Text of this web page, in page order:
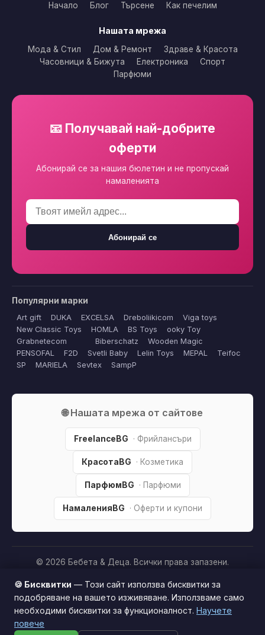
Начало Блог Търсене Как печелим
Нашата мрежа
Мода & Стил Дом & Ремонт
Здраве & Красота
Часовници & Бижута
Електроника
Спорт
Парфюми
📧 Получавай най-добрите
оферти
Абонирай се за нашия бюлетин и не пропускай
намаленията
Абонирай се
Популярни марки
Art gift DUKA EXCELSA Dreboliikicom
Viga toys
New Classic Toys
HOMLA BS Toys
ooky Toy
Grabnetecom
Biberschatz
Wooden Magic
PENSOFAL
F2D Svetli Baby Lelin Toys MEPAL
Teifoc
SP
MARIELA Sevtex SampP
🌐 Нашата мрежа от сайтове
FreelanceBG · Фрийлансъри
КрасотаBG · Козметика
ПарфюмBG · Парфюми
НамаленияBG · Оферти и купони
© 2026 Бебета & Деца. Всички права запазени.
Партньорско разкриване:
Този сайт е независим и
съдържа партньорски (affiliate) линкове. Когато купите
продукт през тях, може да получим малка комисиона от
това да оскъпява покупката за вас. Това
ни помага да поддържаме сайта безплатен.
Този сайт използва бисквитки за по-добро
🍪 Бисквитки — Този сайт използва бисквитки за
подобряване на вашето изживяване. Използваме само
необходими бисквитки за функционалност. Научете
повече